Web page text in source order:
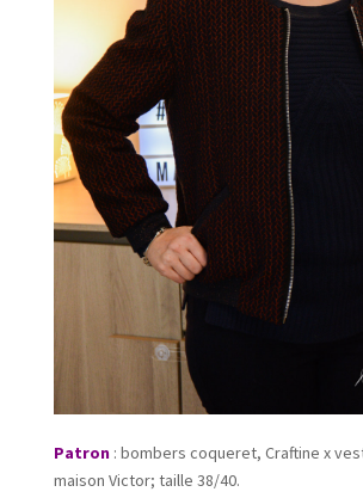
Patron: bombers coqueret, Craftine x
maison Victor; taille 38/40.